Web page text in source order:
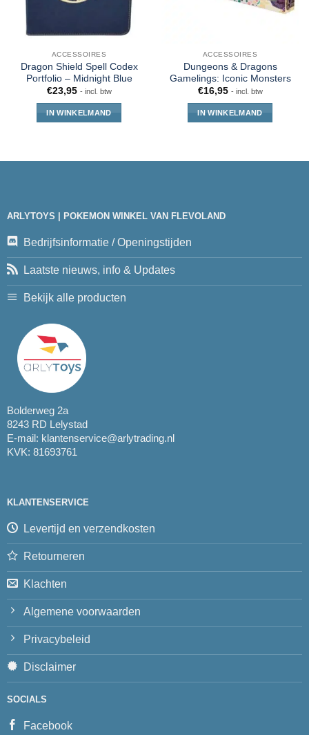
ACCESSOIRES
Dragon Shield Spell Codex
Portfolio – Midnight Blue
€23,95 - incl. btw
IN WINKELMAND
ACCESSOIRES
Dungeons & Dragons
Gamelings: Iconic Monsters
€16,95 - incl. btw
IN WINKELMAND
ARLYTOYS | POKEMON WINKEL VAN FLEVOLAND
Bedrijfsinformatie / Openingstijden
Laatste nieuws, info & Updates
Bekijk alle producten
Bolderweg 2a
8243 RD Lelystad
E-mail: klantenservice@arlytrading.nl
KVK: 81693761
KLANTENSERVICE
Levertijd en verzendkosten
Retourneren
Klachten
Algemene voorwaarden
Privacybeleid
Disclaimer
SOCIALS
Facebook